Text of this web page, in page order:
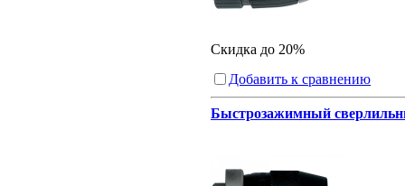
Скидка до 20%
Добавить к сравнению
Быстрозажимный